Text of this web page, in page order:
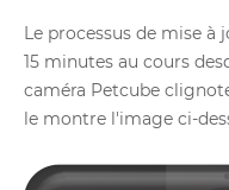
Le processus de mise
15 minutes au cours
caméra Petcube
le montre l'image ci-